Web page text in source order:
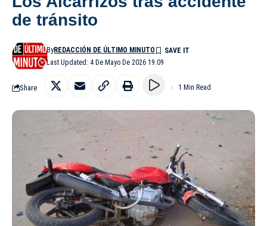
de tránsito
Last Updated: 4 De Mayo De 2026 19:09
ByREDACCIÓN DE ÚLTIMO MINUTO
Share 1 Min Read